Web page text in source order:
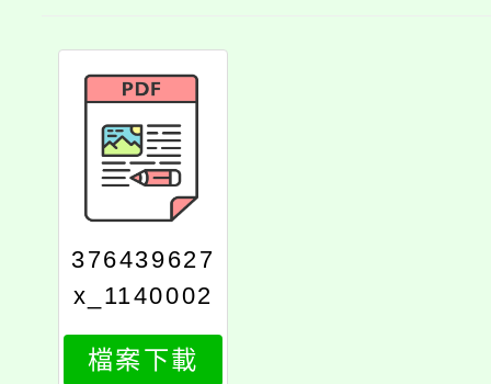
376439627
x_1140002
178_attach
1
檔案下載